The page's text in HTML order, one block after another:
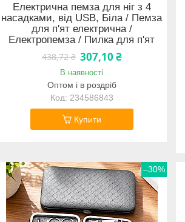
Електрична пемза для ніг з 4
насадками, від USB, Біла / Пемза
для п'ят електрична /
Електропемза / Пилка для п'ят
438,72 ₴ 307,10 ₴
В наявності
Оптом і в роздріб
234586843
Купити
–30%